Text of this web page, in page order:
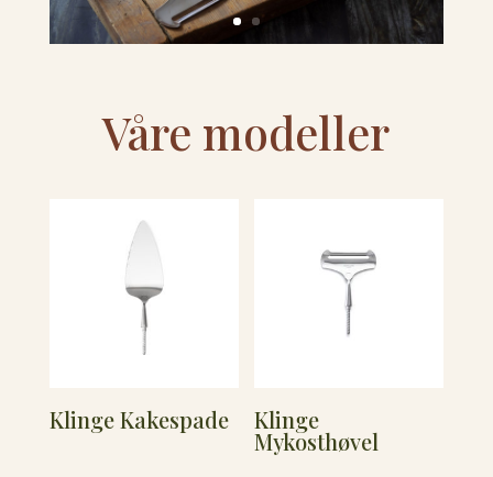
Våre modeller
Klinge Kakespade Klinge
Mykosthøvel